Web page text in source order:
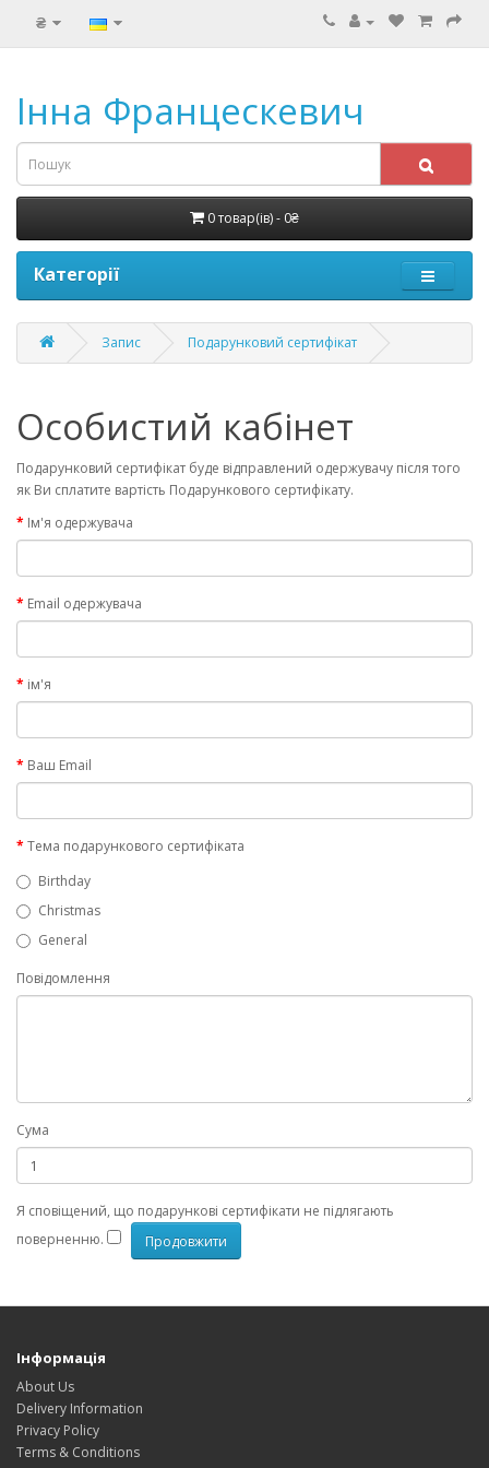
₴
Інна Францескевич
0 товар(ів) - 0₴
Категорії
Запис Подарунковий сертифікат
Особистий кабінет
Подарунковий сертифікат буде відправлений одержувачу після того
як Ви сплатите вартість Подарункового сертифікату.
Ім'я одержувача
Email одержувача
ім'я
Ваш Email
Тема подарункового сертифіката
Birthday
Christmas
General
Повідомлення
Сума
Я сповіщений, що подарункові сертифікати не підлягають
поверненню.
Інформація
About Us
Delivery Information
Privacy Policy
Terms & Conditions